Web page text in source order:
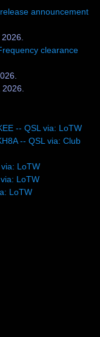
announcement
clearance
-- QSL via: LoTW
-- QSL via: Club
LoTW
LoTW
LoTW